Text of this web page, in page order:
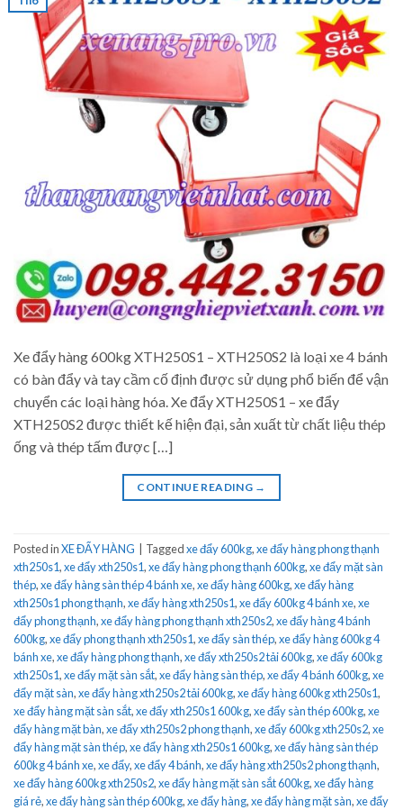
Xe đẩy hàng 600kg XTH250S1 – XTH250S2 là loại xe 4 bánh
có bàn đẩy và tay cầm cố định được sử dụng phổ biến để vận
chuyển các loại hàng hóa. Xe đẩy XTH250S1 – xe đẩy
XTH250S2 được thiết kế hiện đại, sản xuất từ chất liệu thép
ống và thép tấm được […]
CONTINUE READING →
Posted inXE ĐẨY HÀNG Taggedxe đẩy 600kg,xe đẩy hàng phong thạnh
xth250s1,xe đẩy xth250s1,xe đẩy hàng phong thạnh 600kg,xe đẩy mặt sàn
thép,xe đẩy hàng sàn thép 4 bánh xe,xe đẩy hàng 600kg,xe đẩy hàng
xth250s1 phong thạnh,xe đẩy hàng xth250s1,xe đẩy 600kg 4 bánh xe,xe
đẩy phong thạnh,xe đẩy hàng phong thạnh xth250s2,xe đẩy hàng 4 bánh
600kg,xe đẩy phong thạnh xth250s1,xe đẩy sàn thép,xe đẩy hàng 600kg 4
bánh xe,xe đẩy hàng phong thạnh,xe đẩy xth250s2 tải 600kg,xe đẩy 600kg
xth250s1,xe đẩy mặt sàn sắt,xe đẩy hàng sàn thép,xe đẩy 4 bánh 600kg,xe
đẩy mặt sàn,xe đẩy hàng xth250s2 tải 600kg,xe đẩy hàng 600kg xth250s1,
xe đẩy hàng mặt sàn sắt,xe đẩy xth250s1 600kg,xe đẩy sàn thép 600kg,xe
đẩy hàng mặt bàn,xe đẩy xth250s2 phong thạnh,xe đẩy 600kg xth250s2,xe
đẩy hàng mặt sàn thép,xe đẩy hàng xth250s1 600kg,xe đẩy hàng sàn thép
600kg 4 bánh xe,xe đẩy,xe đẩy 4 bánh,xe đẩy hàng xth250s2 phong thạnh,
xe đẩy hàng 600kg xth250s2,xe đẩy hàng mặt sàn sắt 600kg,xe đẩy hàng
giá rẻ,xe đẩy hàng sàn thép 600kg,xe đẩy hàng,xe đẩy hàng mặt sàn,xe đẩy